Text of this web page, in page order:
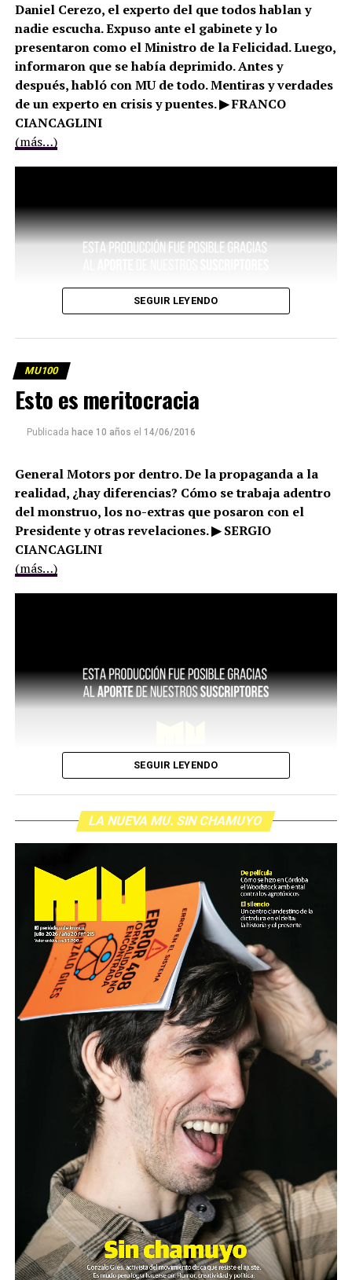
Daniel Cerezo, el experto del que todos hablan y
nadie escucha. Expuso ante el gabinete y lo
presentaron como el Ministro de la Felicidad. Luego,
informaron que se había deprimido. Antes y
después, habló con MU de todo. Mentiras y verdades
de un experto en crisis y puentes. ▶ FRANCO
CIANCAGLINI
(más…)
SEGUIR LEYENDO
MU100
Esto es meritocracia
Publicada hace 10 años el 14/06/2016
General Motors por dentro. De la propaganda a la
realidad, ¿hay diferencias? Cómo se trabaja adentro
del monstruo, los no-extras que posaron con el
Presidente y otras revelaciones. ▶ SERGIO
CIANCAGLINI
(más…)
SEGUIR LEYENDO
LA NUEVA MU. SIN CHAMUYO